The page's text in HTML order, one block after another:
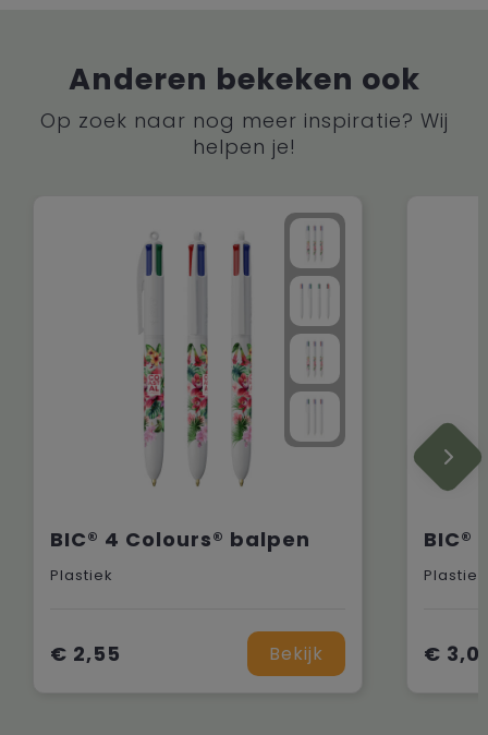
Anderen bekeken ook
Op zoek naar nog meer inspiratie? Wij
helpen je!
BIC® 4 Colours® balpen
Plastiek
€ 2,55 Bekijk
Plastiek
€